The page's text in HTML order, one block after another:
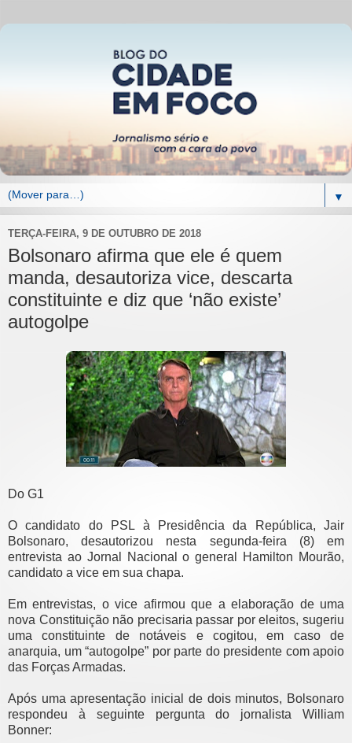
▼
TERÇA-FEIRA, 9 DE OUTUBRO DE 2018
Bolsonaro afirma que ele é quem
manda, desautoriza vice, descarta
constituinte e diz que ‘não existe’
autogolpe
Do G1
O candidato do PSL à Presidência da República, Jair
Bolsonaro, desautorizou nesta segunda-feira (8) em
entrevista ao Jornal Nacional o general Hamilton Mourão,
candidato a vice em sua chapa.
Em entrevistas, o vice afirmou que a elaboração de uma
nova Constituição não precisaria passar por eleitos, sugeriu
uma constituinte de notáveis e cogitou, em caso de
anarquia, um “autogolpe” por parte do presidente com apoio
das Forças Armadas.
Após uma apresentação inicial de dois minutos, Bolsonaro
respondeu à seguinte pergunta do jornalista William
Bonner: